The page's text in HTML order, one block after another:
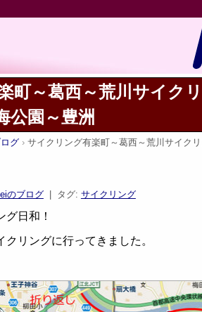
町～葛西～荒川サイク
公園～豊洲
グ サイクリング有楽町～葛西～荒川サイク
のブログ| タグ: サイクリング
日和！
リングに行ってきました。